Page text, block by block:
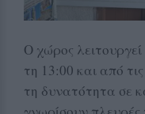
Ο χώρος
τη 13:00 και από
τη δυνατότητα σε